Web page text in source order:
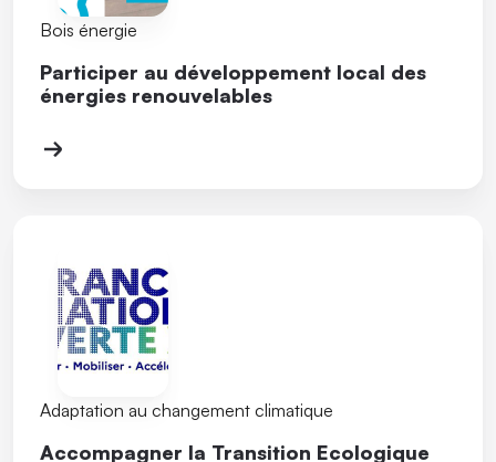
Bois énergie
Participer au développement local des
énergies renouvelables
Adaptation au changement climatique
Accompagner la Transition Ecologique